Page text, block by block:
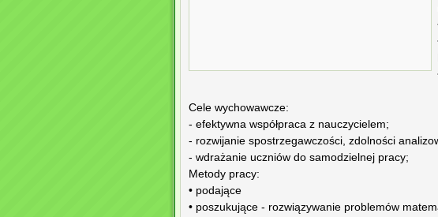
Cele wychowawcze:
- efektywna współpraca z nauczycielem;
- rozwijanie spostrzegawczości, zdolności
- wdrażanie uczniów do samodzielnej pracy;
Metody pracy:
• podające
• poszukujące - rozwiązywanie problemów